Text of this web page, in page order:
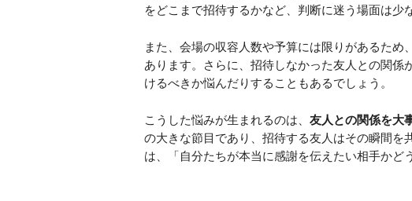
をどこまで招待するかなど、判断に迷う場面は少
また、会場の収容人数や予算には限りがあるため、
あります。さらに、招待しなかった友人との関
けるべきか悩んだりすることもあるでしょう。
こうした悩みが生まれるのは、 友人との関係を大
の大きな節目であり、招待する友人はその瞬間を
は、「自分たちが本当に感謝を伝えたい相手かど